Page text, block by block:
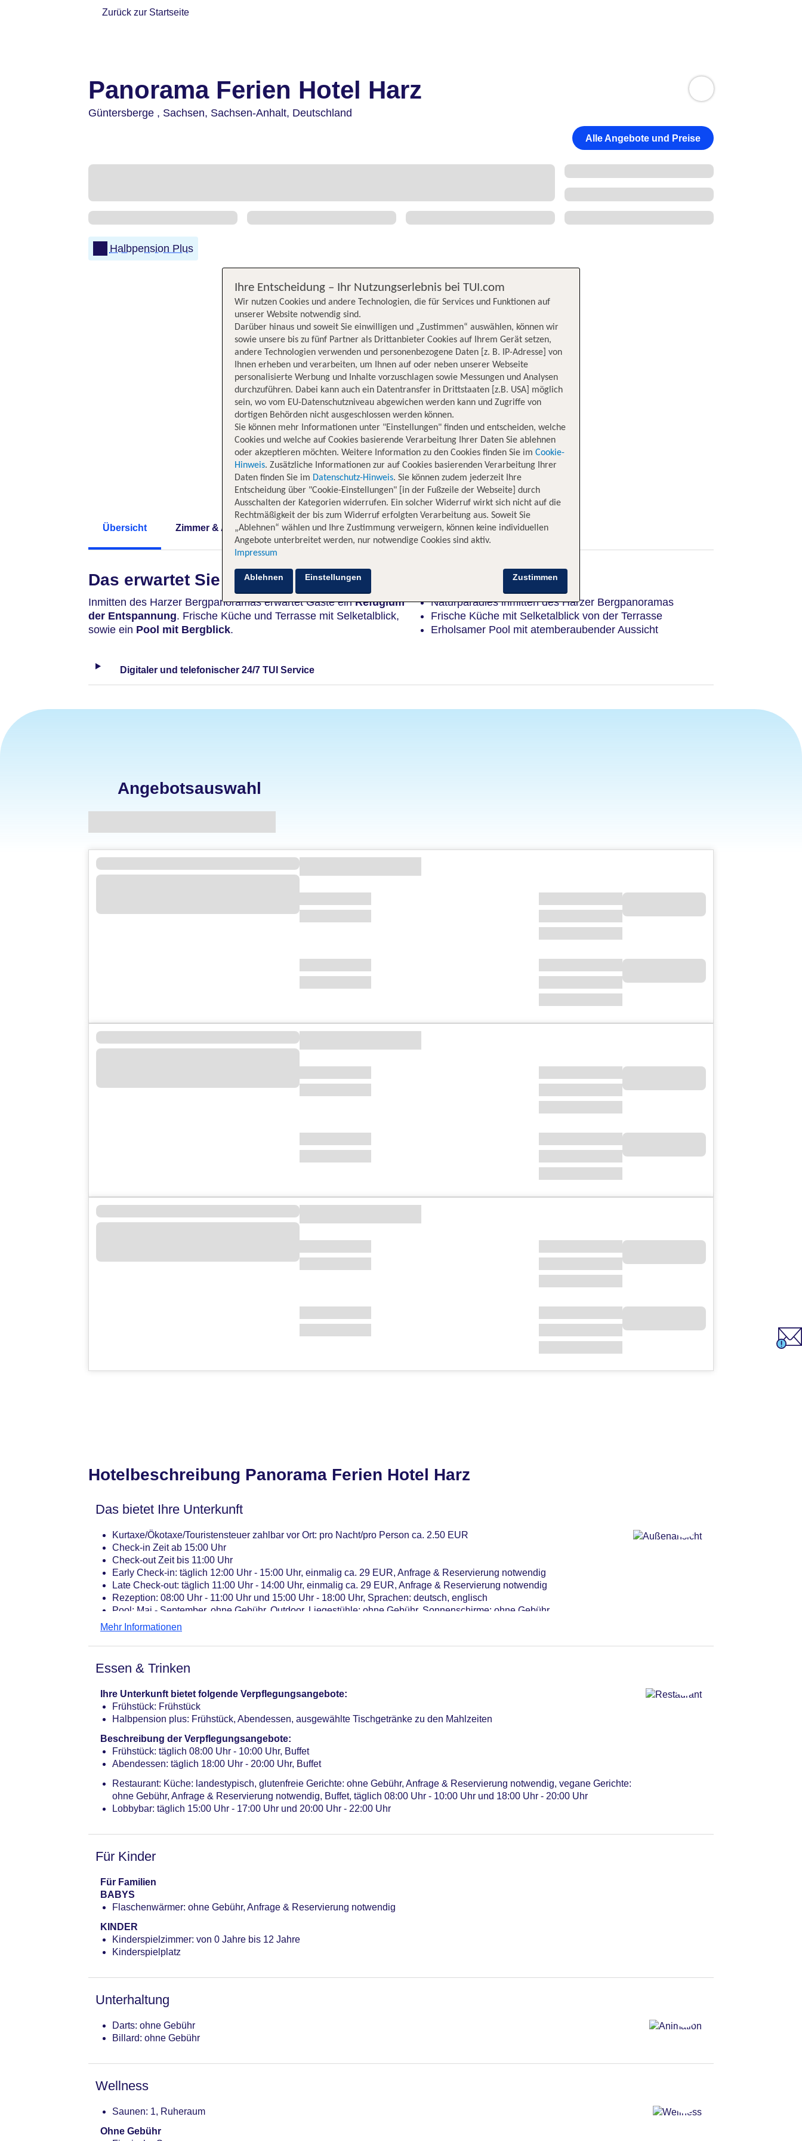
Zurück zur Startseite
Panorama Ferien Hotel Harz
Güntersberge , Sachsen, Sachsen-Anhalt, Deutschland
Alle Angebote und Preise
Halbpension Plus
Übersicht Zimmer & Angebote Hotelinformationen Lage Bewertungen
Das erwartet Sie
Inmitten des Harzer Bergpanoramas erwartet Gäste einRefugium
der Entspannung. Frische Küche und Terrasse mit Selketalblick,
sowie ein Pool mit Bergblick.
Naturparadies inmitten des Harzer Bergpanoramas
Frische Küche mit Selketalblick von der Terrasse
Erholsamer Pool mit atemberaubender Aussicht
Digitaler und telefonischer 24/7 TUI Service
Angebotsauswahl
Hotelbeschreibung Panorama Ferien Hotel Harz
Das bietet Ihre Unterkunft
Kurtaxe/Ökotaxe/Touristensteuer zahlbar vor Ort: pro Nacht/pro Person ca. 2.50 EUR
Check-in Zeit ab 15:00 Uhr
Check-out Zeit bis 11:00 Uhr
Early Check-in: täglich 12:00 Uhr - 15:00 Uhr, einmalig ca. 29 EUR, Anfrage & Reservierung notwendig
Late Check-out: täglich 11:00 Uhr - 14:00 Uhr, einmalig ca. 29 EUR, Anfrage & Reservierung notwendig
Rezeption: 08:00 Uhr - 11:00 Uhr und 15:00 Uhr - 18:00 Uhr, Sprachen: deutsch, englisch
Pool: Mai - September, ohne Gebühr, Outdoor, Liegestühle: ohne Gebühr, Sonnenschirme: ohne Gebühr
Internet: WLAN/WiFi, im öffentlichen Bereich: ohne Gebühr
Haustier: Hund erlaubt: pro Nacht ca. 12.50 EUR, Anfrage nicht notwendig, Reservierung notwendig
notwendig
Landeskategorie: keine Sterneklassifizierung
Mehr Informationen
Essen & Trinken
Ihre Unterkunft bietet folgende Verpflegungsangebote:
Frühstück: Frühstück
Halbpension plus: Frühstück, Abendessen, ausgewählte Tischgetränke zu den Mahlzeiten
Beschreibung der Verpflegungsangebote:
Frühstück: täglich 08:00 Uhr - 10:00 Uhr, Buffet
Abendessen: täglich 18:00 Uhr - 20:00 Uhr, Buffet
Restaurant: Küche: landestypisch, glutenfreie Gerichte: ohne Gebühr, Anfrage & Reservierung notwendig, vegane Gerichte:
ohne Gebühr, Anfrage & Reservierung notwendig, Buffet, täglich 08:00 Uhr - 10:00 Uhr und 18:00 Uhr - 20:00 Uhr
Lobbybar: täglich 15:00 Uhr - 17:00 Uhr und 20:00 Uhr - 22:00 Uhr
Für Kinder
Für Familien
BABYS
Flaschenwärmer: ohne Gebühr, Anfrage & Reservierung notwendig
KINDER
Kinderspielzimmer: von 0 Jahre bis 12 Jahre
Kinderspielplatz
Unterhaltung
Darts: ohne Gebühr
Billard: ohne Gebühr
Wellness
Saunen: 1, Ruheraum
Ohne Gebühr
Ihre Entscheidung – Ihr Nutzungserlebnis bei TUI.com
Wir nutzen Cookies und andere Technologien, die für Services und Funktionen auf
unserer Website notwendig sind.
Darüber hinaus und soweit Sie einwilligen und „Zustimmen“ auswählen, können wir
sowie unsere bis zu fünf Partner als Drittanbieter Cookies auf Ihrem Gerät setzen,
andere Technologien verwenden und personenbezogene Daten [z. B. IP-Adresse] von
Ihnen erheben und verarbeiten, um Ihnen auf oder neben unserer Webseite
personalisierte Werbung und Inhalte vorzuschlagen sowie Messungen und Analysen
durchzuführen. Dabei kann auch ein Datentransfer in Drittstaaten [z.B. USA] möglich
sein, wo vom EU-Datenschutzniveau abgewichen werden kann und Zugriffe von
dortigen Behörden nicht ausgeschlossen werden können.
Sie können mehr Informationen unter "Einstellungen" finden und entscheiden, welche
Cookies und welche auf Cookies basierende Verarbeitung Ihrer Daten Sie ablehnen
oder akzeptieren möchten. Weitere Information zu den Cookies finden Sie im Cookie-
Hinweis. Zusätzliche Informationen zur auf Cookies basierenden Verarbeitung Ihrer
Daten finden Sie im Datenschutz-Hinweis. Sie können zudem jederzeit Ihre
Entscheidung über "Cookie-Einstellungen" [in der Fußzeile der Webseite] durch
Ausschalten der Kategorien widerrufen. Ein solcher Widerruf wirkt sich nicht auf die
Rechtmäßigkeit der bis zum Widerruf erfolgten Verarbeitung aus. Soweit Sie
„Ablehnen“ wählen und Ihre Zustimmung verweigern, können keine individuellen
Angebote unterbreitet werden, nur notwendige Cookies sind aktiv.
Impressum
Zustimmen
Ablehnen Einstellungen